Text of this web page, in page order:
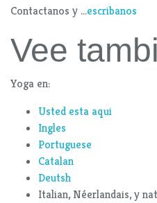
Contactanos y ...escribanos
Vee
Yoga en:
Usted esta aqui
Ingles
Portuguese
Catalan
Deutsh
Italian, Néerlandais, y